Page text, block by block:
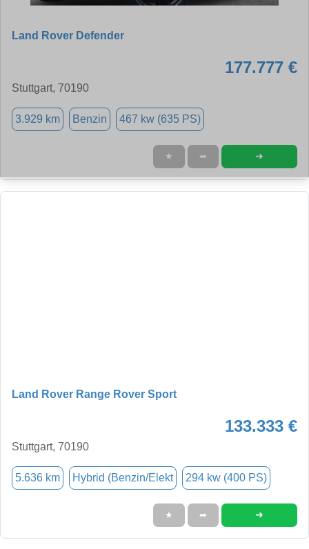
Land Rover Defender
177.777 €
Stuttgart, 70190
3.929 km Benzin 467 kw (635 PS)
★ ➦ ➜
Land Rover Range Rover Sport
133.333 €
Stuttgart, 70190
5.636 km Hybrid (Benzin/Elekt 294 kw (400 PS)
★ ➦ ➜